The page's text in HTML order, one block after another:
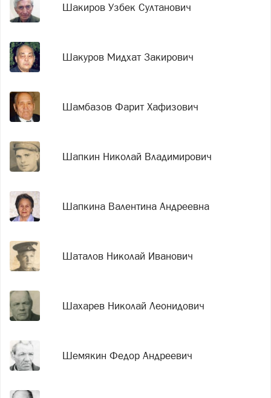
Шакиров Узбек Султанович
Шакуров Мидхат Закирович
Шамбазов Фарит Хафизович
Шапкин Николай Владимирович
Шапкина Валентина Андреевна
Шаталов Николай Иванович
Шахарев Николай Леонидович
Шемякин Федор Андреевич